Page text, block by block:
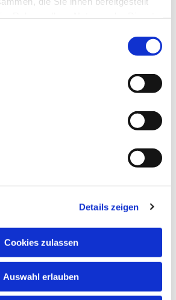
Details zeigen
Cookies zulassen
Auswahl erlauben